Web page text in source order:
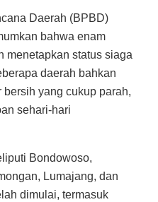
Daerah (BPBD)
bahwa enam
menetapkan status siaga
daerah bahkan
yang cukup parah,
sehari-hari
Bondowoso,
Lumajang, dan
dimulai, termasuk